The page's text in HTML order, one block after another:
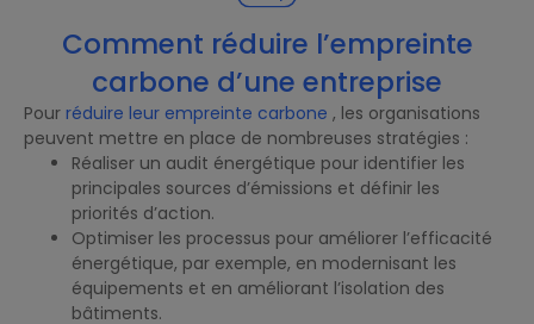
Comment réduire l’empreinte
carbone d’une entreprise
Pour réduire leur empreinte carbone , les organisations
peuvent mettre en place de nombreuses stratégies :
Réaliser un audit énergétique pour identifier les
principales sources d’émissions et définir les
priorités d’action.
Optimiser les processus pour améliorer l’efficacité
énergétique, par exemple, en modernisant les
équipements et en améliorant l’isolation des
bâtiments.